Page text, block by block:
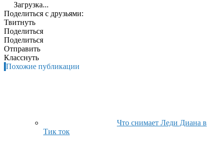
Загрузка...
Поделиться с друзьями:
Твитнуть
Поделиться
Поделиться
Отправить
Класснуть
Похожие публикации
Что снимает Леди Диана в
Тик ток